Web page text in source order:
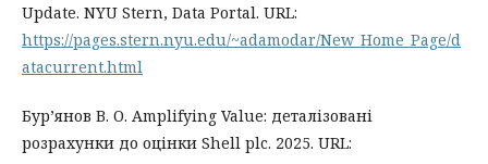
Update. NYU Stern, Data Portal. URL:
https://pages.stern.nyu.edu/~adamodar/New_Home_Page/d
atacurrent.html
Бур’янов В. О. Amplifying Value: деталізовані
розрахунки до оцінки Shell plc. 2025. URL: